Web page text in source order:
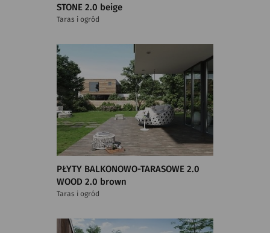
STONE 2.0 beige
Taras i ogród
PŁYTY BALKONOWO-TARASOWE 2.0
WOOD 2.0 brown
Taras i ogród